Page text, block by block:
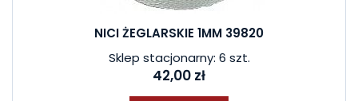
NICI ŻEGLARSKIE 1MM 39820
Sklep stacjonarny: 6 szt.
42,00 zł